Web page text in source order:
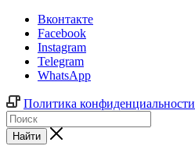
Вконтакте
Facebook
Instagram
Telegram
WhatsApp
Политика конфиденциальности
Найти